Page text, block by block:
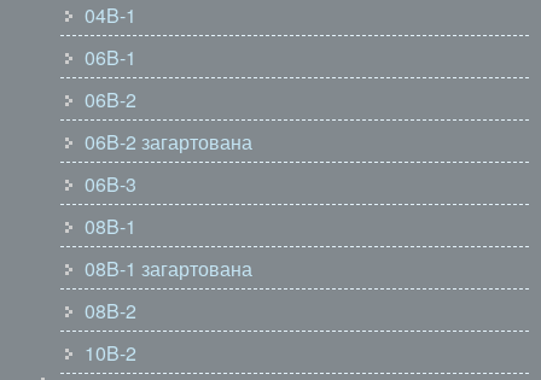
04B-1
06B-1
06B-2
06B-2 загартована
06B-3
08B-1
08B-1 загартована
08B-2
10B-2